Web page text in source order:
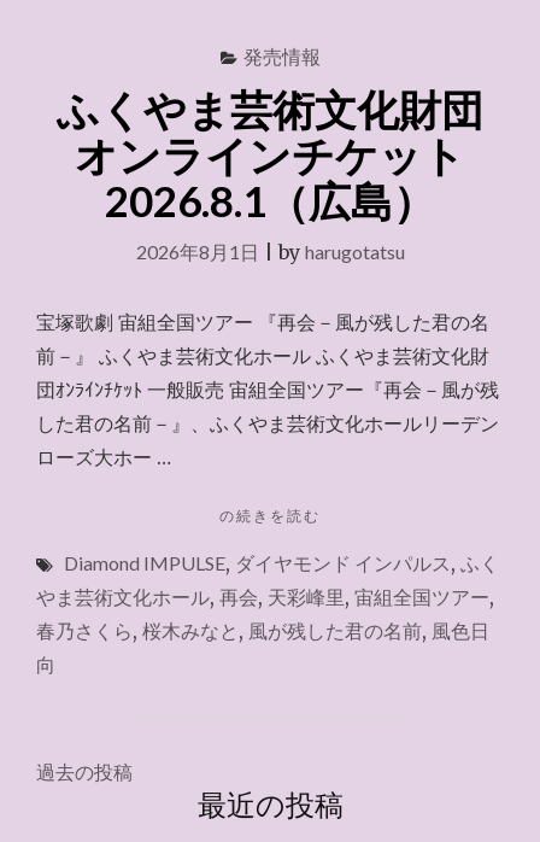
発売情報
ふくやま芸術文化財団
オンラインチケット
2026.8.1（広島）
2026年8月1日 |by harugotatsu
宝塚歌劇 宙組全国ツアー 『再会－風が残した君の名
前－』 ふくやま芸術文化ホール ふくやま芸術文化財
団ｵﾝﾗｲﾝﾁｹｯﾄ 一般販売 宙組全国ツアー『再会－風が残
した君の名前－』、ふくやま芸術文化ホールリーデン
ローズ大ホー …
"ふ
や
ま
術
ン
ラ
の続きを読む
Diamond IMPULSE, ダイヤモンド インパルス , ふく
やま芸術文化ホール, 再会, 天彩峰里, 宙組全国ツアー,
春乃さくら, 桜木みなと , 風が残した君の名前, 風色日
向
投
過去の投稿
最近の投稿